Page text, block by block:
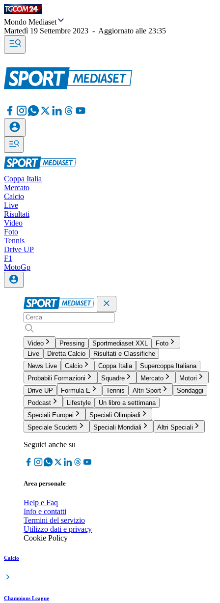
Mondo Mediaset
Martedì 19 Settembre 2023 - Aggiornato alle 23:35
Coppa Italia
Mercato
Calcio
Live
Risultati
Video
Foto
Tennis
Drive UP
F1
MotoGp
Video Pressing Sportmediaset XXL
Foto
Live
Diretta Calcio
Risultati e Classifiche
News Live
Calcio Coppa Italia
Supercoppa Italiana
Probabili Formazioni
Squadre Mercato
Motori
Drive UP
Formula E Tennis Altri Sport
Sondaggi
Podcast
Lifestyle
Un libro a settimana
Speciali Europei
Speciali Olimpiadi
Speciale Scudetti
Speciali Mondiali Altri Speciali
Seguici anche su
Area personale
Help e Faq
Info e contatti
Termini del servizio
Utilizzo dati e privacy
Cookie Policy
Calcio
Champions League